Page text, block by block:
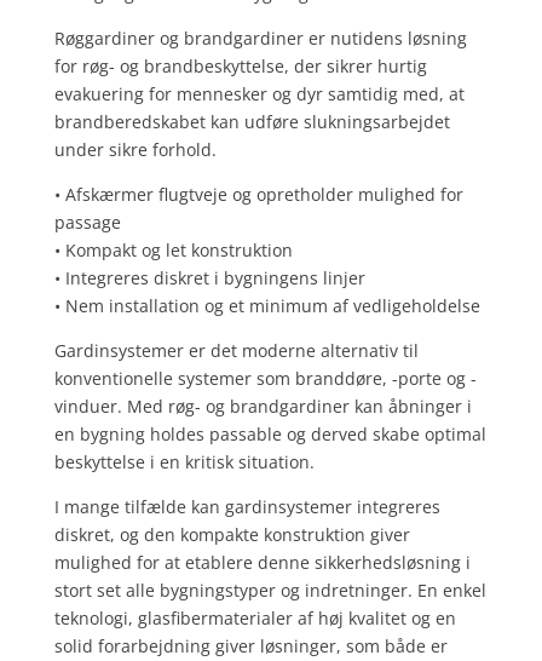
Røggardiner og brandgardiner er nutidens løsning
for røg- og brandbeskyttelse, der sikrer hurtig
evakuering for mennesker og dyr samtidig med, at
brandberedskabet kan udføre slukningsarbejdet
under sikre forhold.
• Afskærmer flugtveje og opretholder mulighed for
passage
• Kompakt og let konstruktion
• Integreres diskret i bygningens linjer
• Nem installation og et minimum af vedligeholdelse
Gardinsystemer er det moderne alternativ til
konventionelle systemer som branddøre, -porte og -
vinduer. Med røg- og brandgardiner kan åbninger i
en bygning holdes passable og derved skabe optimal
beskyttelse i en kritisk situation.
I mange tilfælde kan gardinsystemer integreres
diskret, og den kompakte konstruktion giver
mulighed for at etablere denne sikkerhedsløsning i
stort set alle bygningstyper og indretninger. En enkel
teknologi, glasfibermaterialer af høj kvalitet og en
solid forarbejdning giver løsninger, som både er